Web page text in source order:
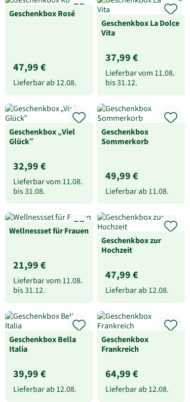
Geschenkbox Rosé
47,99 €
Lieferbar ab 12.08.
Geschenkbox La Dolce
Vita
37,99 €
Lieferbar vom 11.08.
bis31.12.
Geschenkbox „Viel
Glück“
32,99 €
Lieferbar vom 11.08.
bis31.08.
Geschenkbox
Sommerkorb
49,99 €
Lieferbar ab 11.08.
Wellnessset für Frauen
21,99 €
Lieferbar vom 11.08.
bis31.12.
Geschenkbox zur
Hochzeit
47,99 €
Lieferbar ab 12.08.
Geschenkbox Bella
Italia
39,99 €
Lieferbar ab 12.08.
Geschenkbox
Frankreich
64,99 €
Lieferbar ab 12.08.